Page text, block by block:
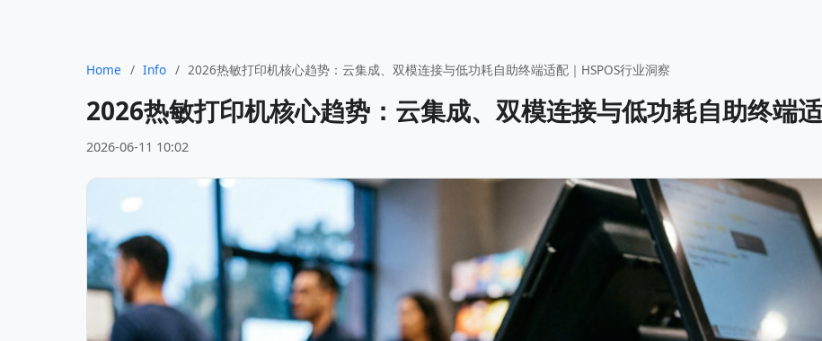
Home / Info / 2026热敏打印机核心趋势：云集成、双模连接与低功耗自助终端适配｜HSPOS行业洞察
2026热敏打印机核心趋势：云集成、双模连接与低功耗自助终端
2026-06-11 10:02